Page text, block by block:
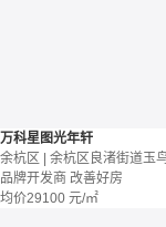
万科星图光年轩
余杭区 | 余杭区良渚街道玉
品牌开发商 改善好房
均价29100 元/㎡